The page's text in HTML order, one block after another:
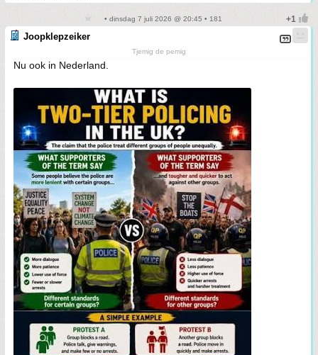
• dinsdag 7 juli 2026 @ 20:45 • 181
Joopklepzeiker
Tjemig de pemig
Nu ook in Nederland.